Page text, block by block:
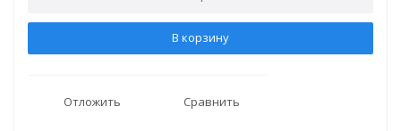
В корзину
Отложить Сравнить